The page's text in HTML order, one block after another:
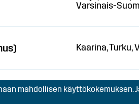
Varsinais-
Kaarina, Turku,
Eura, Eurajoki,
mahdollisen